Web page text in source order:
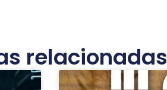
relacionadas